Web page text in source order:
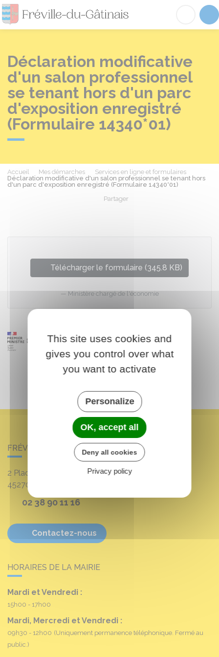
Fréville-du-
Déclaration modificative
d'un salon professionnel
se tenant hors d'un parc
d'exposition enregistré
(Formulaire 14340*01)
Accueil Mes démarches
Services en ligne et formulaires
Déclaration modificative d'un salon professionnel se tenant hors
d'un parc d'exposition enregistré (Formulaire 14340*01)
Partager
Télécharger le formulaire (345.8 KB)
Ministère chargé de l'économie
FRÉVILLE-DU-GÂTINAIS
2 Place Louis Croum
45270
02 38 90 11 16
Contactez-nous
HORAIRES DE LA MAIRIE
Mardi et Vendredi :
15h00 - 17h00
Mardi, Mercredi et Vendredi :
09h30 - 12h00 (Uniquement permanence téléphonique. Fermé au
public.)
This site uses cookies and
gives you control over what
you want to activate
Personalize
OK, accept all
Deny all cookies
Privacy policy